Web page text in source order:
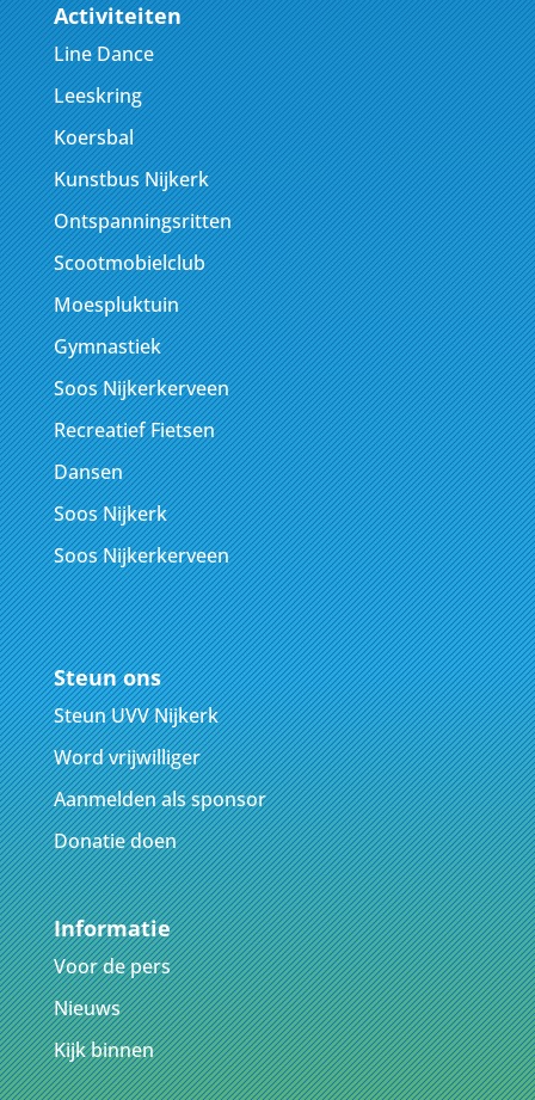
Activiteiten
Line Dance
Leeskring
Koersbal
Kunstbus Nijkerk
Ontspanningsritten
Scootmobielclub
Moespluktuin
Gymnastiek
Soos Nijkerkerveen
Recreatief Fietsen
Dansen
Soos Nijkerk
Soos Nijkerkerveen
Steun ons
Steun UVV Nijkerk
Word vrijwilliger
Aanmelden als sponsor
Donatie doen
Informatie
Voor de pers
Nieuws
Kijk binnen